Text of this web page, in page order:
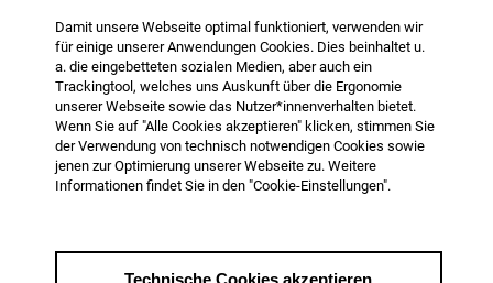
SUCHE
Stefan Kloos
Film / Funk, Produktion
WEB & SOCIAL MEDIA
https://www.kloosundco.de
Damit unsere Webseite optimal funktioniert, verwenden wir
für einige unserer Anwendungen Cookies. Dies beinhaltet u.
a. die eingebetteten sozialen Medien, aber auch ein
Trackingtool, welches uns Auskunft über die Ergonomie
unserer Webseite sowie das Nutzer*innenverhalten bietet.
Wenn Sie auf "Alle Cookies akzeptieren" klicken, stimmen Sie
der Verwendung von technisch notwendigen Cookies sowie
jenen zur Optimierung unserer Webseite zu. Weitere
Informationen findet Sie in den "Cookie-Einstellungen".
Technische Cookies akzeptieren